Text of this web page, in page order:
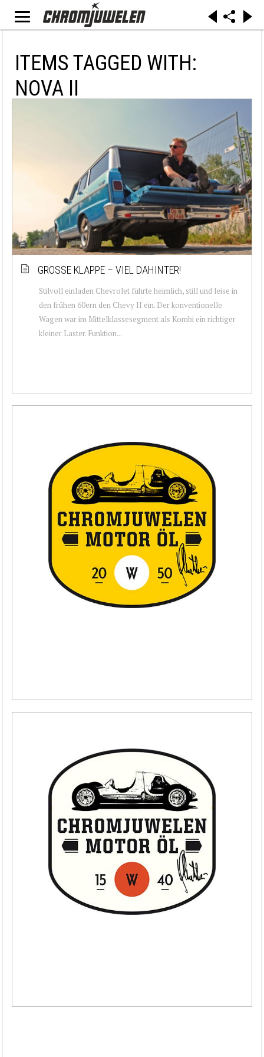
ITEMS TAGGED WITH:
NOVA II
GROSSE KLAPPE – VIEL DAHINTER!
Stilvoll einladen Chevrolet führte heimlich, still und leise in
den frühen 60ern den Chevy II ein. Der konventionelle
Wagen war im Mittelklassesegment als Kombi ein richtiger
kleiner Laster. Funktion...